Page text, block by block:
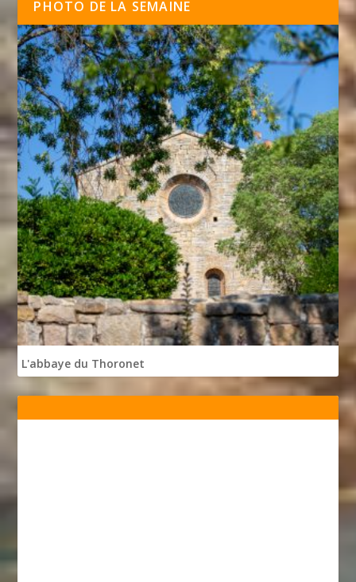
PHOTO DE LA SEMAINE
L'abbaye du Thoronet